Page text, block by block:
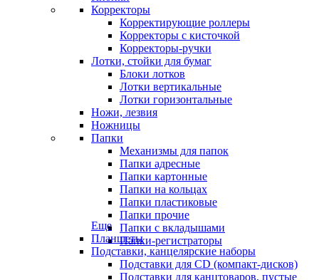
Корректоры
Корректирующие роллеры
Корректоры с кисточкой
Корректоры-ручки
Лотки, стойки для бумаг
Блоки лотков
Лотки вертикальные
Лотки горизонтальные
Ножи, лезвия
Ножницы
Папки
Механизмы для папок
Папки адресные
Папки картонные
Папки на кольцах
Папки пластиковые
Папки прочие
Папки с вкладышами
Папки-регистраторы
Еще
Планшеты
Подставки, канцелярские наборы
Подставки для CD (компакт-дисков)
Подставки для канцтоваров, пустые